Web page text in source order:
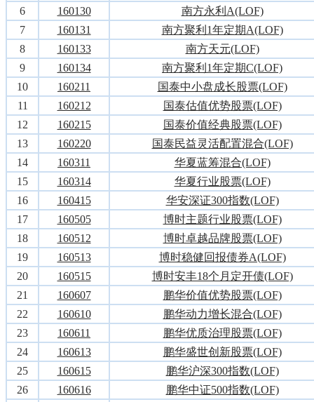
6
160130
南方永利A(LOF)
7
160131
南方聚利1年定期A(LOF)
8
160133
南方天元(LOF)
9
160134
南方聚利1年定期C(LOF)
10
160211
国泰中小盘成长股票(LOF)
11
160212
国泰估值优势股票(LOF)
12
160215
国泰价值经典股票(LOF)
13
160220
国泰民益灵活配置混合(LOF)
14
160311
华夏蓝筹混合(LOF)
15
160314
华夏行业股票(LOF)
16
160415
华安深证300指数(LOF)
17
160505
博时主题行业股票(LOF)
18
160512
博时卓越品牌股票(LOF)
19
160513
博时稳健回报债券A(LOF)
20
160515
博时安丰18个月定开债(LOF)
21
160607
鹏华价值优势股票(LOF)
22
160610
鹏华动力增长混合(LOF)
23
160611
鹏华优质治理股票(LOF)
24
160613
鹏华盛世创新股票(LOF)
25
160615
鹏华沪深300指数(LOF)
26
160616
鹏华中证500指数(LOF)